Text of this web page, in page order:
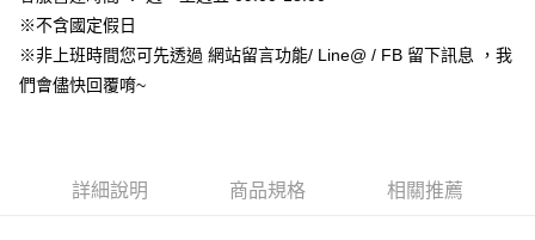
元大商業銀行
台新國際商業銀行
中國信託商業銀行
台灣樂天信用卡公司
悠遊付
Google Pay
AFTEE先享後付是「在收到商品之後才付款」的支付方式。 讓您購物簡單
ATM付款
※不含國定假日
※非上班時間您可先透過 網站留言功能/ Line@ / FB 留下訊息 ，我
們會儘快回覆唷~
詳細說明 商品規格 相關推薦